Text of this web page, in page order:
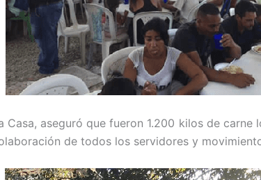
aseguró que fueron 1.200 kilos de
de todos los servidores y